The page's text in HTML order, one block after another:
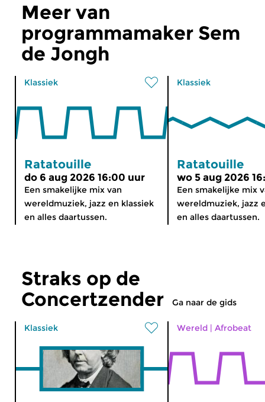
Meer van
programmamaker Sem
de Jongh
Klassiek
Ratatouille
do 6 aug 2026 16:00 uur
Een smakelijke mix van
wereldmuziek, jazz en klassiek
en alles daartussen.
Klassiek
Ratatouille
wo 5 aug 2026
Een smakelijke mix
wereldmuziek, jazz
en alles daartussen.
Straks op de
Concertzender
Ga naar de gids
Klassiek Wereld Afrobeat